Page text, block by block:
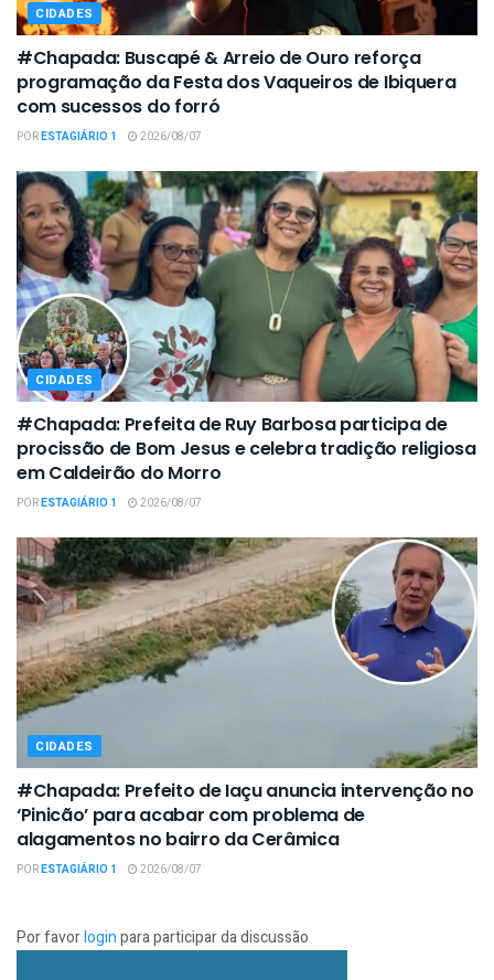
CIDADES
#Chapada: Buscapé & Arreio de Ouro reforça
programação da Festa dos Vaqueiros de Ibiquera
com sucessos do forró
PORESTAGIÁRIO 1 2026/08/07
CIDADES
#Chapada: Prefeita de Ruy Barbosa participa de
procissão de Bom Jesus e celebra tradição religiosa
em Caldeirão do Morro
PORESTAGIÁRIO 1 2026/08/07
CIDADES
#Chapada: Prefeito de Iaçu anuncia intervenção no
‘Pinicão’ para acabar com problema de
alagamentos no bairro da Cerâmica
PORESTAGIÁRIO 1 2026/08/07
Por favorloginpara participar da discussão